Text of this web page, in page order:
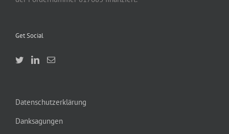
Get Social
Datenschutzerklärung
Danksagungen